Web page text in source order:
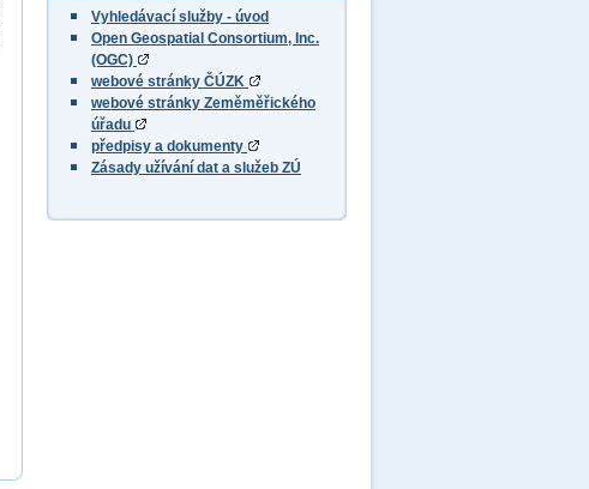
Vyhledávací služby - úvod
Open Geospatial Consortium, Inc.
(OGC)
webové stránky ČÚZK
webové stránky Zeměměřického
úřadu
předpisy a dokumenty
Zásady užívání dat a služeb ZÚ